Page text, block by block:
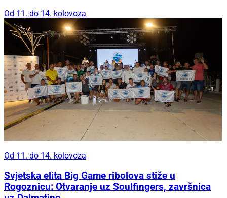
Od 11. do 14. kolovoza
Od 11. do 14. kolovoza
Svjetska elita Big Game ribolova stiže u
Rogoznicu: Otvaranje uz Soulfingers, završnica